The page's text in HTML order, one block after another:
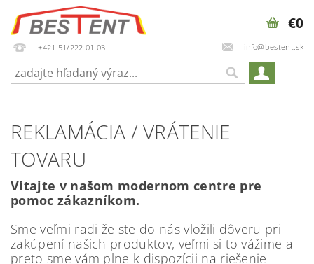
+421 51/222 01 03 info@bestent.sk
€0
REKLAMÁCIA / VRÁTENIE
TOVARU
Vitajte v našom modernom centre pre
pomoc zákazníkom.
Sme veľmi radi že ste do nás vložili dôveru pri
zakúpení našich produktov, veľmi si to vážime a
preto sme vám plne k dispozícii na riešenie